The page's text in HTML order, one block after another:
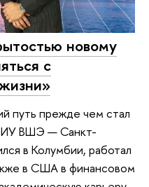
новому
с
путь прежде чем стал
ВШЭ — Санкт-
в Колумбии, работал
в США в финансовом